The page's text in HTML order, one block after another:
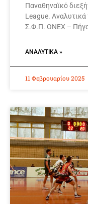
Παναθηναϊκό
League.
Σ.Φ.Π. ONEX –
ΑΝΑΛΥΤΙΚΆ »
11 Φεβρουαρίου 2025